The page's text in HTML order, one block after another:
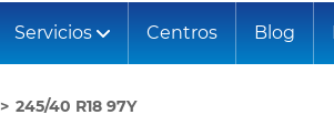
Servicios Centros Blog
245/40 R18 97Y